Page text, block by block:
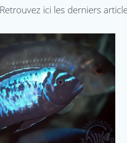
Retrouvez ici les derniers